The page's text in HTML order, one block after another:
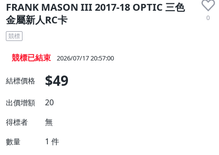
FRANK MASON III 2017-18 OPTIC 三色
金屬新人RC卡
0
競標
競標已結束 2026/07/17 20:57:00
結標價格 $49
出價增額 20
得標者 無
數量 1 件